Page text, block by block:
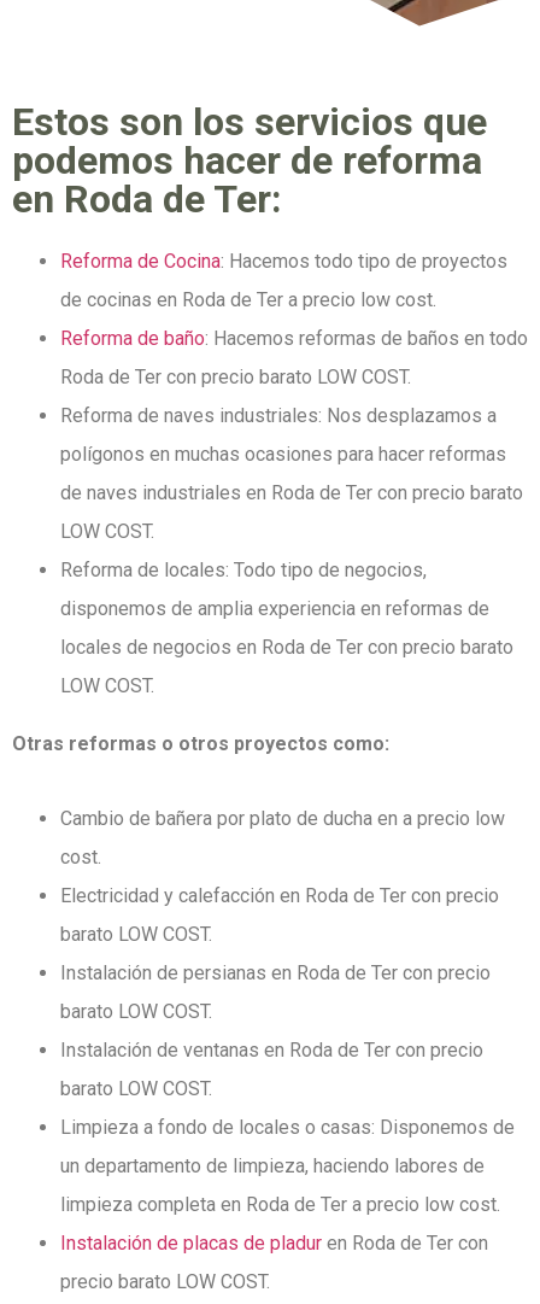
Estos son los servicios que
podemos hacer de reforma
en Roda de Ter:
Reforma de Cocina: Hacemos todo tipo de proyectos
de cocinas en Roda de Ter a precio low cost.
Reforma de baño: Hacemos reformas de baños en todo
Roda de Ter con precio barato LOW COST.
Reforma de naves industriales: Nos desplazamos a
polígonos en muchas ocasiones para hacer reformas
de naves industriales en Roda de Ter con precio barato
LOW COST.
Reforma de locales: Todo tipo de negocios,
disponemos de amplia experiencia en reformas de
locales de negocios en Roda de Ter con precio barato
LOW COST.
Otras reformas o otros proyectos como:
Cambio de bañera por plato de ducha en a precio low
cost.
Electricidad y calefacción en Roda de Ter con precio
barato LOW COST.
Instalación de persianas en Roda de Ter con precio
barato LOW COST.
Instalación de ventanas en Roda de Ter con precio
barato LOW COST.
Limpieza a fondo de locales o casas: Disponemos de
un departamento de limpieza, haciendo labores de
limpieza completa en Roda de Ter a precio low cost.
Instalación de placas de pladur en Roda de Ter con
precio barato LOW COST.